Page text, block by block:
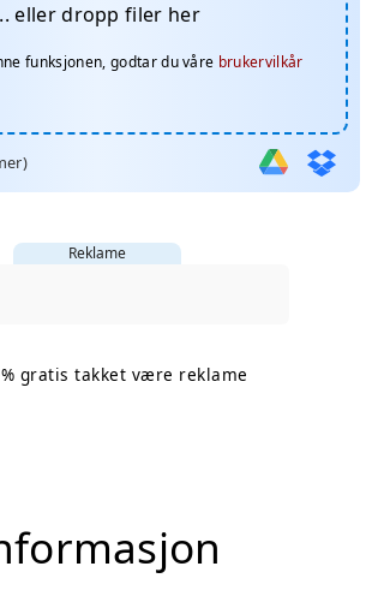
eller dropp filer her
funksjonen, godtar du våre brukervilkår
Reklame
gratis takket være reklame